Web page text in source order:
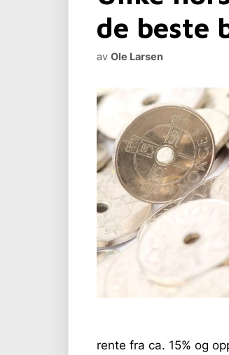
de beste
av Ole Larsen
rente fra ca. 15% og